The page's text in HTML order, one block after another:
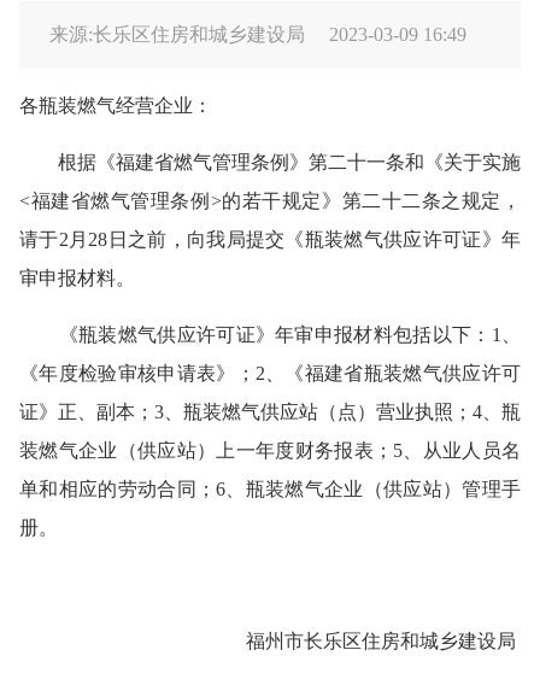
来源:长乐区住房和城乡建设局 2023-03-09 16:49
各瓶装燃气经营企业：
根据《福建省燃气管理条例 》第二十一条和《关于实施
<福建省燃气管理条例>的若干规定》第二十二条之规定，
请于2月28日之前 ，向我局提交 《瓶装燃气供应许可证》年
审申报材料。
《瓶装燃气供应许可证》年审申报材料包括以下： 1、
《年度检验审核申请表》；2、《福建省瓶装燃气供应许可
证》正、副本；3、瓶装燃气供应站（点）营业执照 ； 4、瓶
装燃气企业（供应站）上一年度财务报表；5、从业人员名
单和相应的劳动合同；6、瓶装燃气企业（供应站）管理手
册。
福州市长乐区住房和城乡建设局